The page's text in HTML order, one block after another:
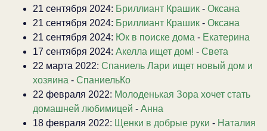
21 сентября 2024: Бриллиант Крашик - Оксана
21 сентября 2024: Бриллиант Крашик - Оксана
21 сентября 2024: Юк в поиске дома - Екатерина
17 сентября 2024: Акелла ищет дом! - Света
22 марта 2022: Спаниель Лари ищет новый дом и
хозяина - СпаниельКо
22 февраля 2022: Молоденькая Зора хочет стать
домашней любимицей - Анна
18 февраля 2022: Щенки в добрые руки - Наталия